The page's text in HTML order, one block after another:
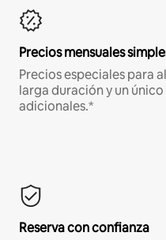
Precios mensuales
Precios especiales para
larga duración y un
adicionales.*
Reserva con confianza